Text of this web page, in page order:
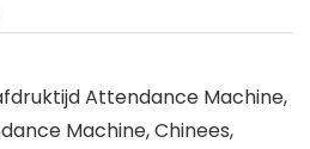
Attendance Machine,
Machine, Chinees,